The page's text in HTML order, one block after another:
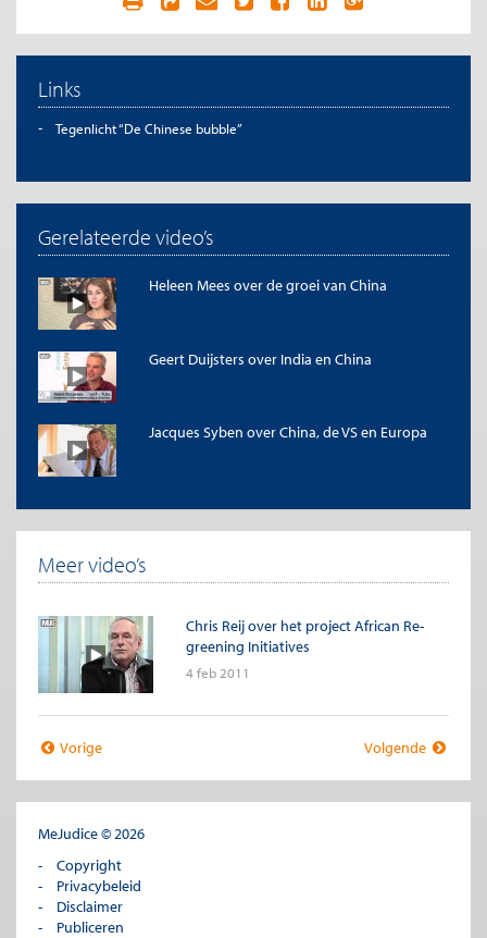
Links
Tegenlicht “De Chinese bubble”
Gerelateerde video’s
Heleen Mees over de groei van China
Geert Duijsters over India en China
Jacques Syben over China, de VS en Europa
Meer video’s
Chris Reij over het project African Re-
greening Initiatives
4 feb 2011
Vorige Volgende
MeJudice © 2026
Copyright
Privacybeleid
Disclaimer
Publiceren